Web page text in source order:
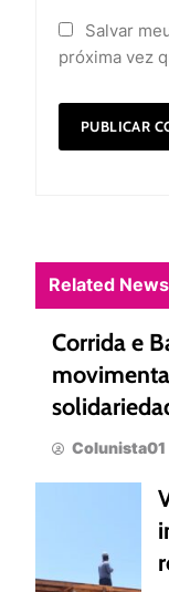
Salvar
próxima vez
Related News
Corrida e
Colunista01